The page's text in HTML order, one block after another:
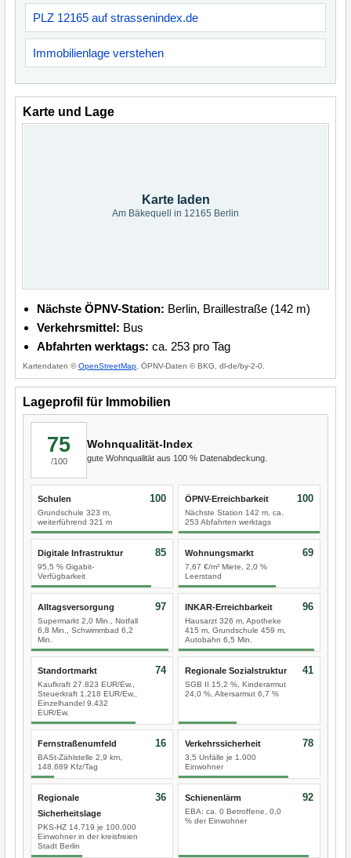
PLZ 12165 auf strassenindex.de
Immobilienlage verstehen
Karte und Lage
Karte laden
Am Bäkequell in 12165 Berlin
Nächste ÖPNV-Station: Berlin, Braillestraße (142 m)
Verkehrsmittel: Bus
Abfahrten werktags: ca. 253 pro Tag
Kartendaten ©OpenStreetMap , ÖPNV-Daten © BKG, dl-de/by-2-0.
Lageprofil für Immobilien
75
/100
Wohnqualität-Index
gute Wohnqualität aus 100 % Datenabdeckung.
Schulen
Grundschule 323 m,
weiterführend 321 m
100 ÖPNV-Erreichbarkeit
Nächste Station 142 m, ca.
253 Abfahrten werktags
100
Digitale Infrastruktur
95,5 % Gigabit-
Verfügbarkeit
85 Wohnungsmarkt
7,67 €/m² Miete, 2,0 %
Leerstand
69
Alltagsversorgung
Supermarkt 2,0 Min., Notfall
6,8 Min., Schwimmbad 6,2
Min.
97 INKAR-Erreichbarkeit
Hausarzt 326 m, Apotheke
415 m, Grundschule 459 m,
Autobahn 6,5 Min.
96
Standortmarkt
Kaufkraft 27.823 EUR/Ew.,
Steuerkraft 1.218 EUR/Ew.,
Einzelhandel 9.432
EUR/Ew.
74 Regionale Sozialstruktur
SGB II 15,2 %, Kinderarmut
24,0 %, Altersarmut 6,7 %
41
Fernstraßenumfeld
BASt-Zählstelle 2,9 km,
148.689 Kfz/Tag
16 Verkehrssicherheit
3,5 Unfälle je 1.000
Einwohner
78
Regionale
Sicherheitslage
PKS-HZ 14.719 je 100.000
Einwohner in der kreisfreien
Stadt Berlin
36 Schienenlärm
EBA: ca. 0 Betroffene, 0,0
% der Einwohner
92